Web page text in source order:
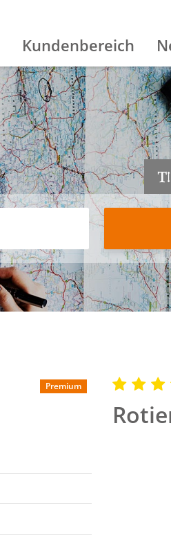
Kundenbereich
Premium